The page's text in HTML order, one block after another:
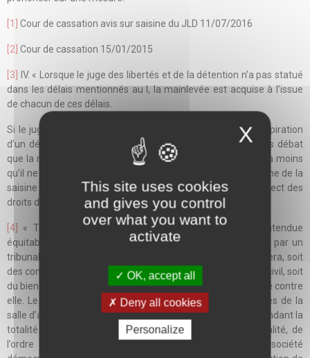
[1] Cour de cassation avis sur saisine du JLD 11/07/2016
[2] Cour de cassation 15/01/2015
[3]
IV. « Lorsque le juge des libertés et de la détention n’a pas statué
dans les délais mentionnés au I, la mainlevée est acquise à l’issue
de chacun de ces délais.
Si le juge des libertés et de la détention est saisi après l’expiration
d’un délai fixé par décret en Conseil d’Etat, il constate sans débat
que la mainlevée de l’hospitalisation complète est acquise, à moins
qu’il ne soit justifié de circonstances exceptionnelles à l’origine de la
saisine tardive et que le débat puisse avoir lieu dans le respect des
droits de la défense. »
[4]
« Toute personne a droit à ce que sa cause soit entendue
équitablement, publiquement et dans un délai raisonnable, par un
tribunal indépendant et impartial, établi par la loi, qui décidera, soit
des contestations sur ses droits et obligations de caractère civil, soit
du bien-fondé de toute accusation en matière pénale dirigée contre
elle. Le jugement doit être rendu publiquement, mais l’accès de la
salle d’audience peut être interdit à la presse et au public pendant la
totalité ou une partie du procès dans l’intérêt de la moralité, de
l’ordre public ou de la sécurité nationale dans une société
X
This site uses cookies
and gives you control
over what you want to
activate
OK, accept all
Deny all cookies
Personalize